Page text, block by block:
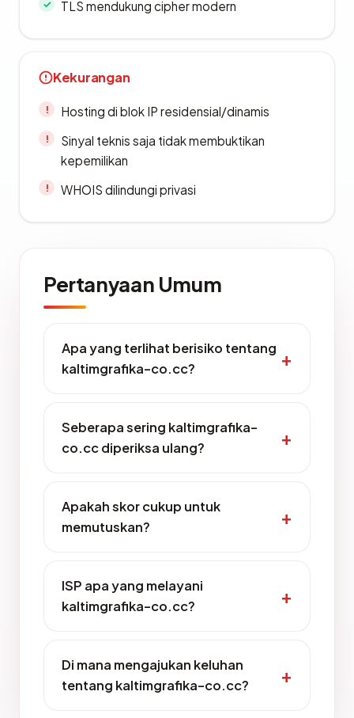
TLS mendukung cipher modern
Kekurangan
Hosting di blok IP residensial/dinamis
Sinyal teknis saja tidak membuktikan
kepemilikan
WHOIS dilindungi privasi
Pertanyaan Umum
Apa yang terlihat berisiko tentang
kaltimgrafika-co.cc?
Seberapa sering kaltimgrafika-
co.cc diperiksa ulang?
Apakah skor cukup untuk
memutuskan?
ISP apa yang melayani
kaltimgrafika-co.cc?
Di mana mengajukan keluhan
tentang kaltimgrafika-co.cc?